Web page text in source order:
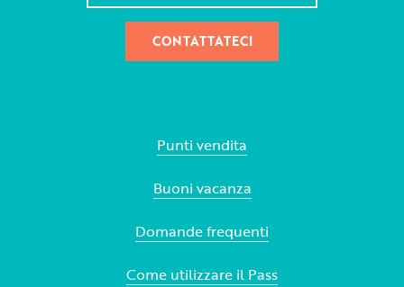
CONTATTATECI
Punti vendita
Buoni vacanza
Domande frequenti
Come utilizzare il Pass